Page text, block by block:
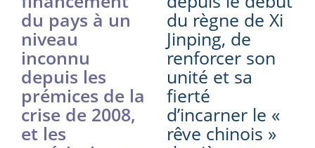
du pays à un
niveau
inconnu
depuis les
prémices de la
crise de 2008,
et les
du règne de Xi
Jinping, de
renforcer son
unité et sa
fierté
d’incarner le «
rêve chinois »